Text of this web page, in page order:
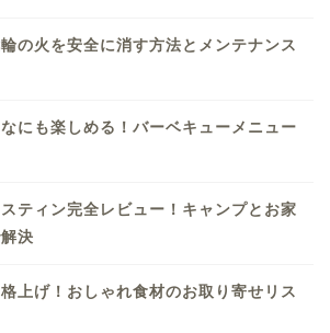
の火を安全に消す方法とメンテナンス
にも楽しめる！バーベキューメニュー
ティン完全レビュー！キャンプとお家
決
上げ！おしゃれ食材のお取り寄せリス